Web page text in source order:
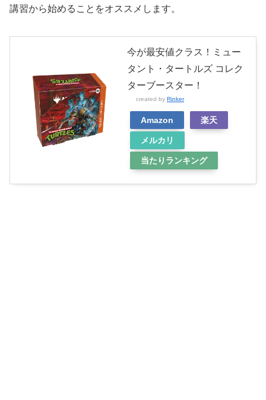
講習から始めることをオススメします。
今が最安値クラス！ミュー
タント・タートルズ コレク
ターブースター！
created by Rinker
Amazon 楽天
メルカリ
当たりランキング